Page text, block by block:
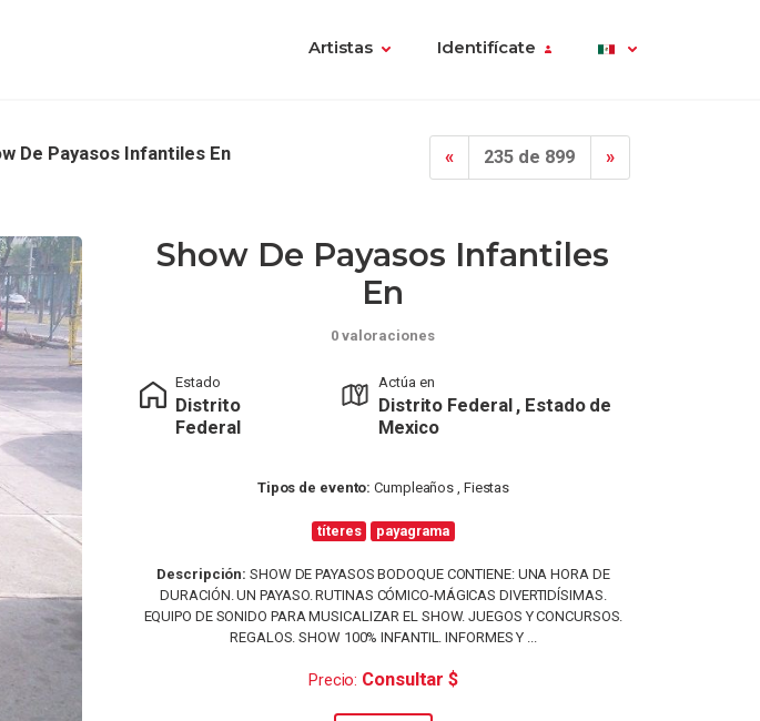
Artistas Identifícate
De Payasos Infantiles En « 235 de 899 »
Show De Payasos Infantiles
En
0 valoraciones
Estado
Distrito
Federal
Actúa en
Distrito Federal , Estado de
Mexico
Tipos de evento: Cumpleaños , Fiestas
títeres payagrama
Descripción: SHOW DE PAYASOS BODOQUE CONTIENE: UNA HORA DE
DURACIÓN. UN PAYASO. RUTINAS CÓMICO-MÁGICAS DIVERTIDÍSIMAS.
EQUIPO DE SONIDO PARA MUSICALIZAR EL SHOW. JUEGOS Y CONCURSOS.
REGALOS. SHOW 100% INFANTIL. INFORMES Y ...
Precio: Consultar $